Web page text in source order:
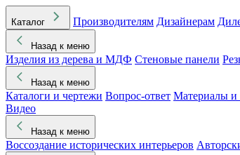
Каталог Производителям Дизайнерам
Назад к меню
Изделия из дерева и МДФ Стеновые панели
Назад к меню
Каталоги и чертежи Вопрос-ответ Материалы и
Видео
Назад к меню
Воссоздание исторических интерьеров